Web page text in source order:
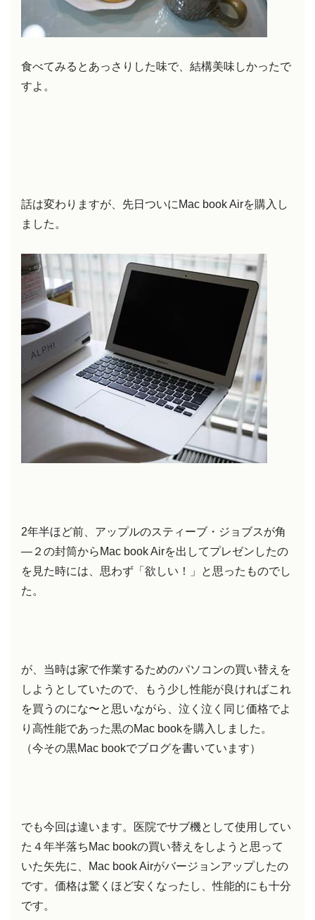
食べてみるとあっさりした味で、結構美味しかったで
すよ。
話は変わりますが、先日ついにMac book Airを購入し
ました。
2年半ほど前、アップルのスティーブ・ジョブスが角
―２の封筒からMac book Airを出してプレゼンしたの
を見た時には、思わず「欲しい！」と思ったものでし
た。
が、当時は家で作業するためのパソコンの買い替えを
しようとしていたので、もう少し性能が良ければこれ
を買うのにな〜と思いながら、泣く泣く同じ価格でよ
り高性能であった黒のMac bookを購入しました。
（今その黒Mac bookでブログを書いています）
でも今回は違います。医院でサブ機として使用してい
た４年半落ちMac bookの買い替えをしようと思って
いた矢先に、Mac book Airがバージョンアップしたの
です。価格は驚くほど安くなったし、性能的にも十分
です。